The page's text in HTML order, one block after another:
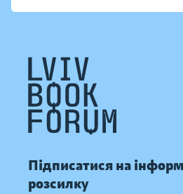
Підписатися на
розсилку